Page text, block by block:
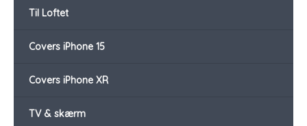
Til Loftet
Covers iPhone 15
Covers iPhone XR
TV & skærm